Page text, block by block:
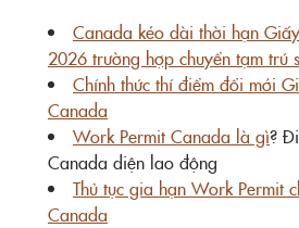
Canada kéo dài thời hạn
2026 trường hợp chuyển tạm trú
Chính thức thí điểm đổi mới
Canada
Work Permit Canada là gì?
Canada diện lao động
Thủ tục gia hạn Work Permit
Canada